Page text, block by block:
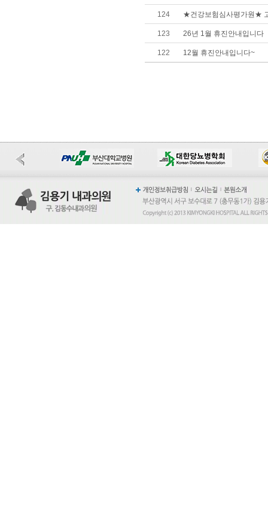
124 ★건강보험심사평가원★
123 26년 1월 휴진안내입니다
122 12월 휴진안내입니다~